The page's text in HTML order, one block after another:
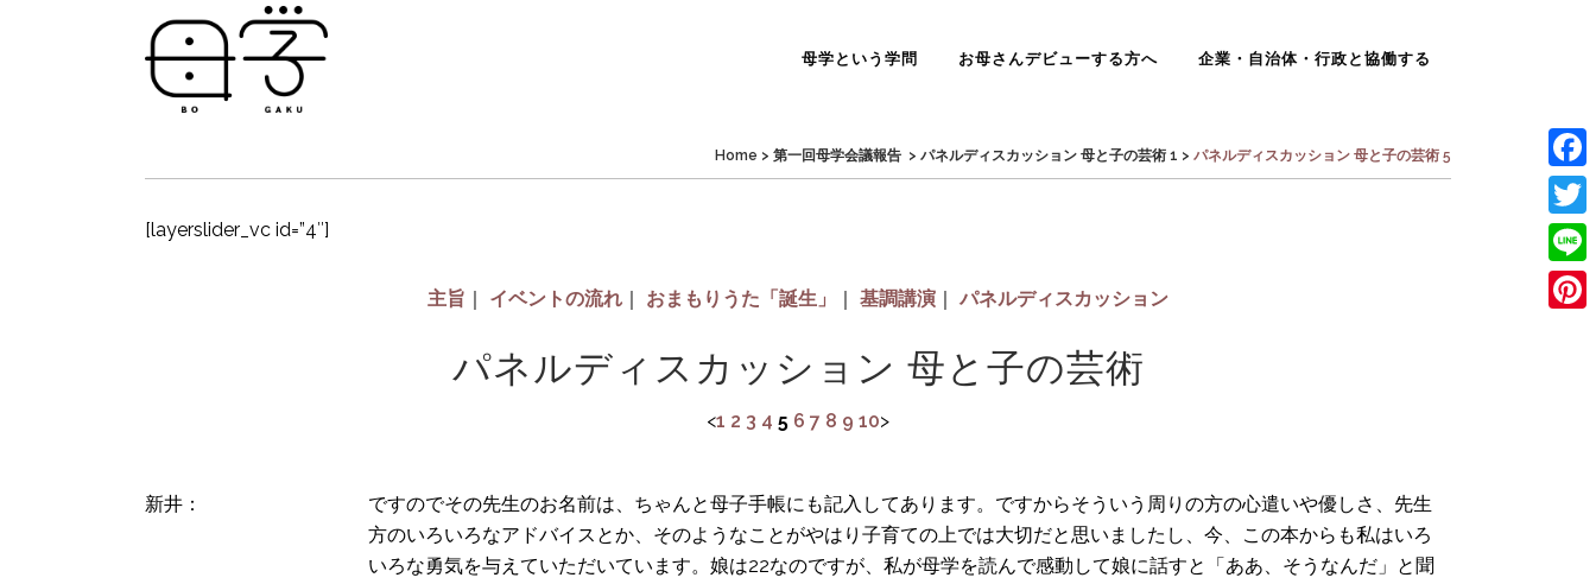
母学という学問 お母さんデビューする方へ 企業・自治体・行政と協働する
Home > 第一回母学会議報告 > パネルディスカッション 母と子の芸術 1 > パネルディスカッション 母と子の芸術 5
[layerslider_vc id=”4″]
主旨 ｜ イベントの流れ ｜ おまもりうた「誕生」 ｜ 基調講演 ｜ パネルディスカッション
パネルディスカッション 母と子の芸術
<1 2 3 4 5 6 7 8 9 10>
新井：
ですのでその先生のお名前は、ちゃんと母子手帳にも記入してあります。ですからそういう周りの方の心遣いや優しさ、先生
方のいろいろなアドバイスとか、そのようなことがやはり子育ての上では大切だと思いましたし、今、この本からも私はいろ
いろな勇気を与えていただいています。娘は22なのですが、私が母学を読んで感動して娘に話すと「ああ、そうなんだ」と聞
Line